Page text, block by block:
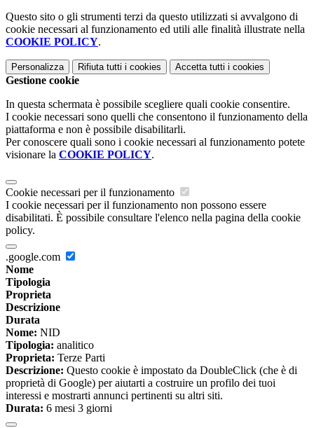
Questo sito o gli strumenti terzi da questo utilizzati si avvalgono di
cookie necessari al funzionamento ed utili alle finalità illustrate nella
COOKIE POLICY.
Personalizza Rifiuta tutti i cookies Accetta tutti i cookies
Gestione cookie
In questa schermata è possibile scegliere quali cookie consentire.
I cookie necessari sono quelli che consentono il funzionamento della
piattaforma e non è possibile disabilitarli.
Per conoscere quali sono i cookie necessari al funzionamento potete
visionare la COOKIE POLICY.
Cookie necessari per il funzionamento
I cookie necessari per il funzionamento non possono essere
disabilitati. È possibile consultare l'elenco nella pagina della cookie
policy.
.google.com
Nome
Tipologia
Proprieta
Descrizione
Durata
Nome: NID
Tipologia: analitico
Proprieta: Terze Parti
Descrizione: Questo cookie è impostato da DoubleClick (che è di
proprietà di Google) per aiutarti a costruire un profilo dei tuoi
interessi e mostrarti annunci pertinenti su altri siti.
Durata: 6 mesi 3 giorni